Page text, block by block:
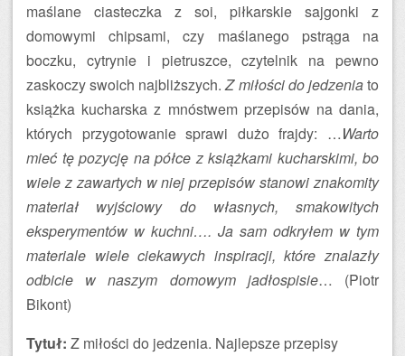
maślane ciasteczka z soi, piłkarskie sajgonki z
domowymi chipsami, czy maślanego pstrąga na
boczku, cytrynie i pietruszce, czytelnik na pewno
zaskoczy swoich najbliższych.Z miłości do jedzeniato
książka kucharska z mnóstwem przepisów na dania,
których przygotowanie sprawi dużo frajdy: …Warto
mieć tę pozycję na półce z książkami kucharskimi, bo
wiele z zawartych w niej przepisów stanowi znakomity
materiał wyjściowy do własnych, smakowitych
eksperymentów w kuchni…. Ja sam odkryłem w tym
materiale wiele ciekawych inspiracji, które znalazły
odbicie w naszym domowym jadłospisie… (Piotr
Bikont)
Tytuł: Z miłości do jedzenia. Najlepsze przepisy